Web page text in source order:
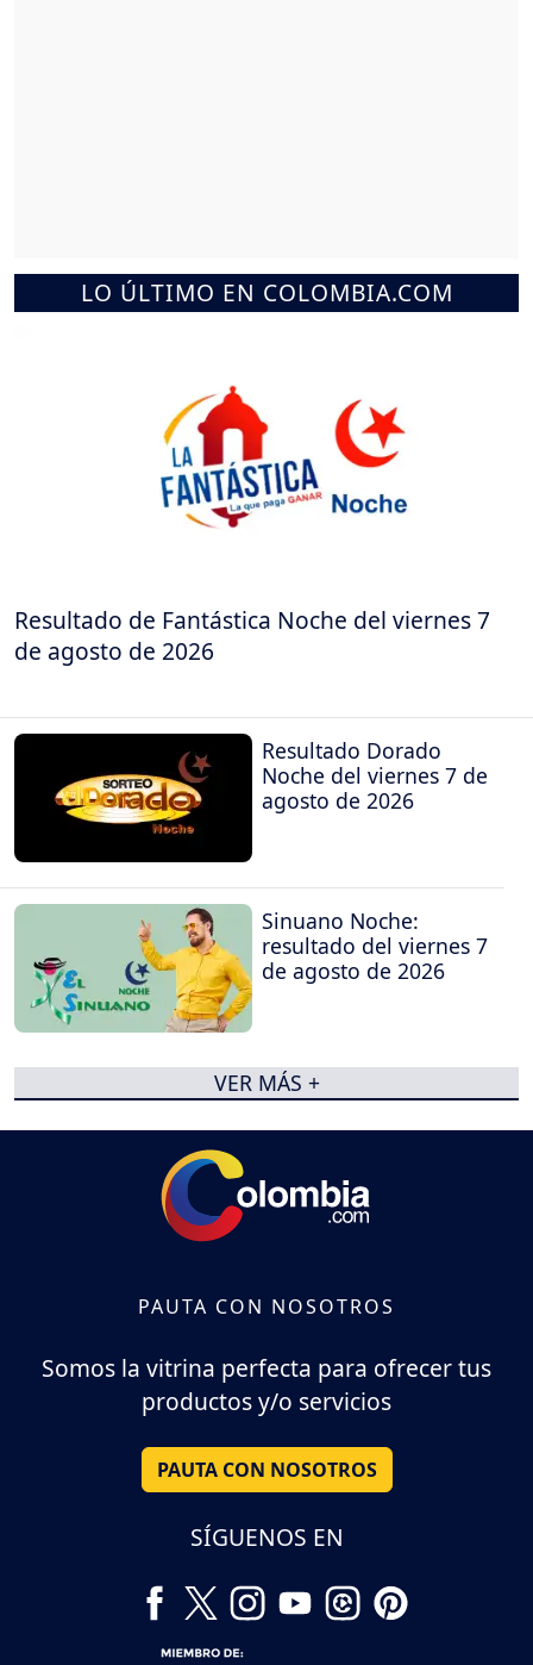
LO ÚLTIMO EN COLOMBIA.COM
Resultado de Fantástica Noche del viernes 7
de agosto de 2026
Resultado Dorado
Noche del viernes 7 de
agosto de 2026
Sinuano Noche:
resultado del viernes 7
de agosto de 2026
VER MÁS +
PAUTA CON NOSOTROS
Somos la vitrina perfecta para ofrecer tus
productos y/o servicios
PAUTA CON NOSOTROS
SÍGUENOS EN